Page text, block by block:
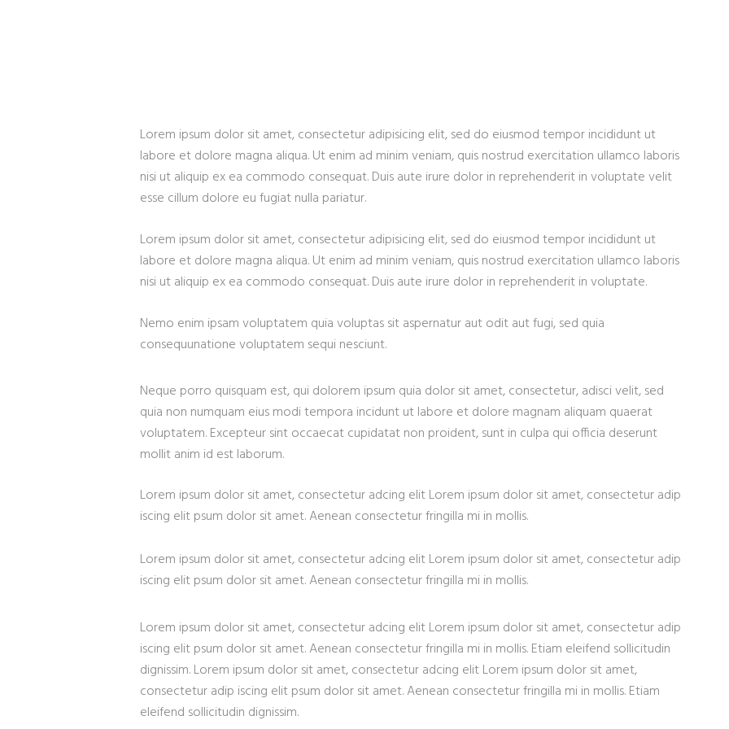
Lorem ipsum dolor sit amet, consectetur adipisicing elit, sed do eiusmod tempor incididunt ut
labore et dolore magna aliqua. Ut enim ad minim veniam, quis nostrud exercitation ullamco laboris
nisi ut aliquip ex ea commodo consequat. Duis aute irure dolor in reprehenderit in voluptate velit
esse cillum dolore eu fugiat nulla pariatur.
Lorem ipsum dolor sit amet, consectetur adipisicing elit, sed do eiusmod tempor incididunt ut
labore et dolore magna aliqua. Ut enim ad minim veniam, quis nostrud exercitation ullamco laboris
nisi ut aliquip ex ea commodo consequat. Duis aute irure dolor in reprehenderit in voluptate.
Nemo enim ipsam voluptatem quia voluptas sit aspernatur aut odit aut fugi, sed quia
consequunatione voluptatem sequi nesciunt.
Neque porro quisquam est, qui dolorem ipsum quia dolor sit amet, consectetur, adisci velit, sed
quia non numquam eius modi tempora incidunt ut labore et dolore magnam aliquam quaerat
voluptatem. Excepteur sint occaecat cupidatat non proident, sunt in culpa qui officia deserunt
mollit anim id est laborum.
Lorem ipsum dolor sit amet, consectetur adcing elit Lorem ipsum dolor sit amet, consectetur adip
iscing elit psum dolor sit amet. Aenean consectetur fringilla mi in mollis.
Lorem ipsum dolor sit amet, consectetur adcing elit Lorem ipsum dolor sit amet, consectetur adip
iscing elit psum dolor sit amet. Aenean consectetur fringilla mi in mollis.
Lorem ipsum dolor sit amet, consectetur adcing elit Lorem ipsum dolor sit amet, consectetur adip
iscing elit psum dolor sit amet. Aenean consectetur fringilla mi in mollis. Etiam eleifend sollicitudin
dignissim. Lorem ipsum dolor sit amet, consectetur adcing elit Lorem ipsum dolor sit amet,
consectetur adip iscing elit psum dolor sit amet. Aenean consectetur fringilla mi in mollis. Etiam
eleifend sollicitudin dignissim.